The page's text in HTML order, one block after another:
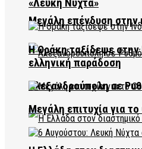
Μεγάλη επένδυση στην
Αλεξανδρούπολη σε
«Λευκή Νύχτα»
Η Θράκη ταξίδεψε στην
ελληνική παράδοση
Μεγάλη επιτυχία για